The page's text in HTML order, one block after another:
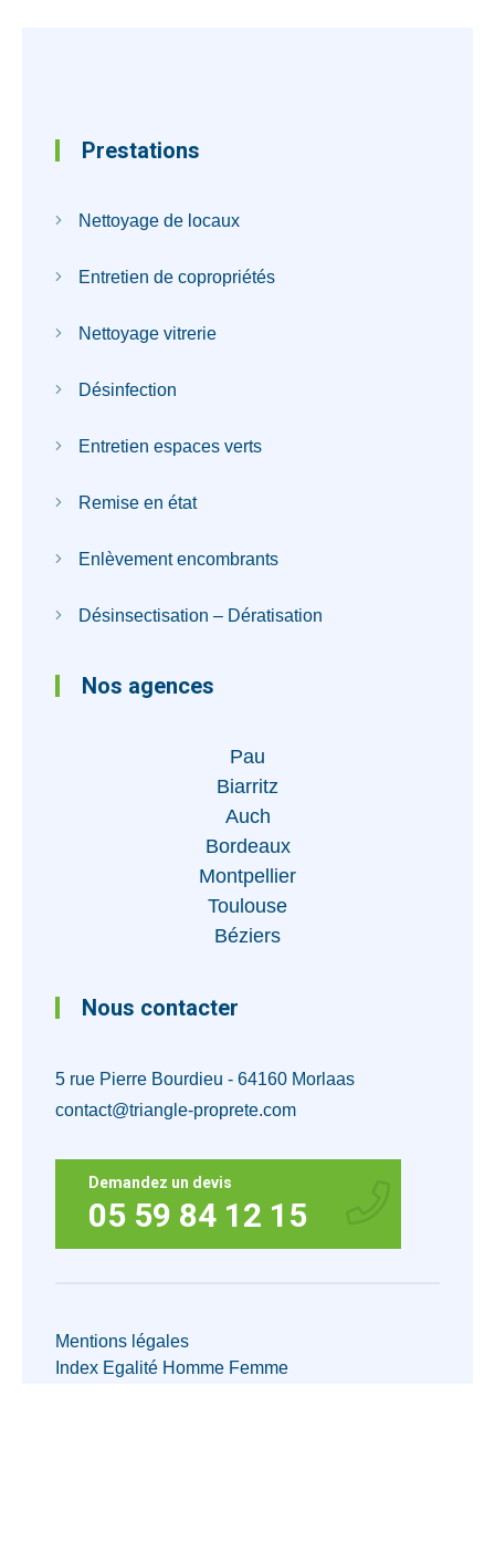
Prestations
Nettoyage de locaux
Entretien de copropriétés
Nettoyage vitrerie
Désinfection
Entretien espaces verts
Remise en état
Enlèvement encombrants
Désinsectisation – Dératisation
Nos agences
Pau
Biarritz
Auch
Bordeaux
Montpellier
Toulouse
Béziers
Nous contacter
5 rue Pierre Bourdieu - 64160 Morlaas
contact@triangle-proprete.com
Demandez un devis
05 59 84 12 15
Mentions légales
Index Egalité Homme Femme